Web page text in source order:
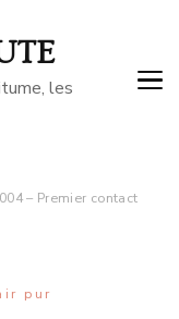
les
– Premier contact
pur